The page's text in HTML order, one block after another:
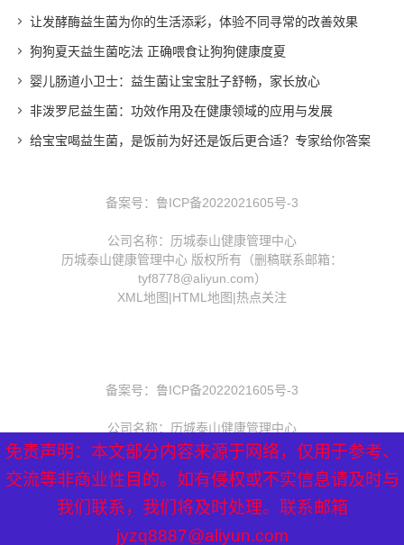
让发酵酶益生菌为你的生活添彩，体验不同寻常的改善效果
狗狗夏天益生菌吃法 正确喂食让狗狗健康度夏
婴儿肠道小卫士：益生菌让宝宝肚子舒畅，家长放心
非泼罗尼益生菌：功效作用及在健康领域的应用与发展
给宝宝喝益生菌，是饭前为好还是饭后更合适？专家给你答案
备案号： 鲁ICP备2022021605号-3
公司名称：历城泰山健康管理中心
历城泰山健康管理中心 版权所有（删稿联系邮箱：
tyf8778@aliyun.com）
XML地图|HTML地图|热点关注
免责声明：本文部分内容来源于网络，仅用于参考、
交流等非商业性目的。如有侵权或不实信息请及时与
我们联系，我们将及时处理。联系邮箱
jyzq8887@aliyun.com
免责声明：本文部分内容来源于网络，仅用于参考、
交流等非商业性目的。如有侵权或不实信息请及时与
我们联系，我们将及时处理。联系邮箱
jyzq8887@aliyun.com
备案号： 鲁ICP备2022021605号-3
公司名称：历城泰山健康管理中心
历城泰山健康管理中心 版权所有（删稿联系邮箱：
XML地图
HTML地图|热点关注
免责声明：本文部分内容来源于网络，仅用于参考、
交流等非商业性目的。如有侵权或不实信息请及时与
我们联系，我们将及时处理。联系邮箱
jyzq8887@aliyun.com